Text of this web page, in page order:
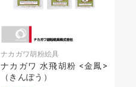
ナカガワ胡粉絵具
ナカガワ 水飛胡粉 <金鳳>
（きんぽう）